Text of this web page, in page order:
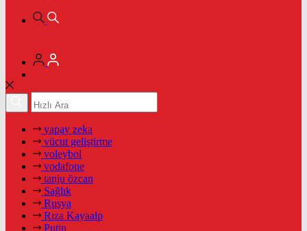
yapay zeka
vücut geliştirme
voleybol
vodafone
tanju özcan
Sağlık
Rusya
Rıza Kayaalp
Putin